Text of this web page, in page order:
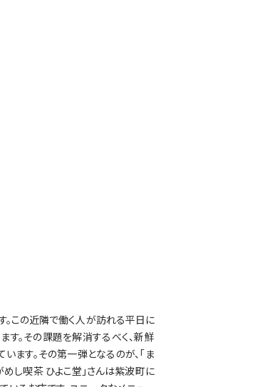
この近隣で働く人が訪れる平日に
。その課題を解消するべく、新鮮
ます。その第一弾となるのが、「ま
めし喫茶 ひよこ堂」さんは紫波町に